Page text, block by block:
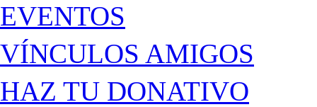
EVENTOS
VÍNCULOS AMIGOS
HAZ TU DONATIVO